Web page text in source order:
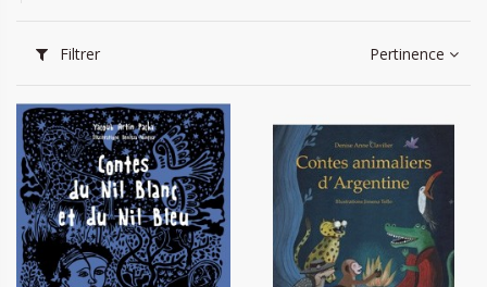
Filtrer Pertinence
Contes du Nil Blanc et du Nil
Bleu
12,00 €
Contes animaliers d'Argentine
12,90 €